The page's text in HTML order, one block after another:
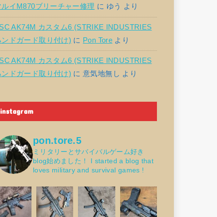
ルイM870ブリーチャー修理 に ゆう より
AK74M カスタム6 (STRIKE INDUSTRIES
ンドガード取り付け) に Pon Tore より
AK74M カスタム6 (STRIKE INDUSTRIES
ンドガード取り付け) に意気地無し より
instagram
pon.tore.5
ミリタリーとサバイバルゲーム好き
blog始めました！
I started a blog that
loves military and survival games !